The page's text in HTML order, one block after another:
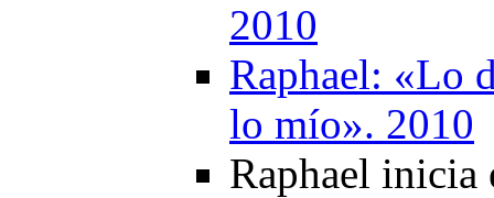
2010
Raphael: «Lo
lo mío». 2010
Raphael inicia